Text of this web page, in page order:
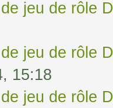
jeu de rôle
jeu de rôle
15:18
jeu de rôle